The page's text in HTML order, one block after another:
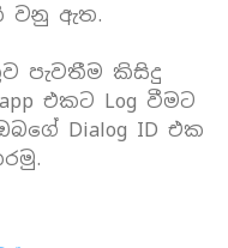
වනු ඇත.
පැවතීම කිසිදු
එකට Log වීමට
Dialog ID එක